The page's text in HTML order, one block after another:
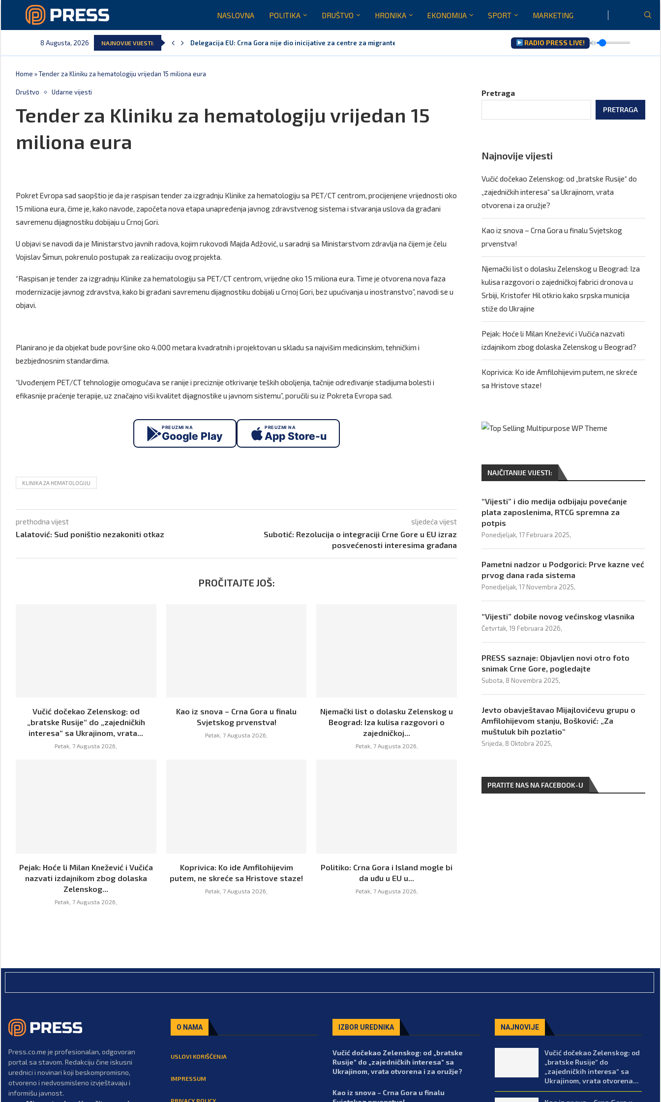
NASLOVNA POLITIKA DRUŠTVO HRONIKA EKONOMIJA SPORT MARKETING
8 Augusta, 2026 NAJNOVIJE VIJESTI:
Delegacija EU: Crna Gora nije dio inicijative za centre za migrante,...
Potpisan ugovor za prvu fazu stambenog projekta na Veljem brdu vrijednu...
Danski političar: Obilazak skupštine s Dajkovićem više bio turistička posjeta, moraću...
Kljajić obmanuo javnost: ASK nije dao ni usmeno ni pisano mišljenje...
Srbija: Manjak u državnoj kasi milijardu eura
Ivanović za Eurokaz: Evropska unija ne briše identitet – ona pruža...
RADIO PRESS LIVE!
Home »Tender za Kliniku za hematologiju vrijedan 15 miliona eura
Društvo Udarne vijesti
Tender za Kliniku za hematologiju vrijedan 15
miliona eura
Pokret Evropa sad saopštio je da je raspisan tender za izgradnju Klinike za hematologiju sa PET/CT centrom, procijenjene vrijednosti oko
15 miliona eura, čime je, kako navode, započeta nova etapa unapređenja javnog zdravstvenog sistema i stvaranja uslova da građani
savremenu dijagnostiku dobijaju u Crnoj Gori.
U objavi se navodi da je Ministarstvo javnih radova, kojim rukovodi Majda Adžović, u saradnji sa Ministarstvom zdravlja na čijem je čelu
Vojislav Šimun, pokrenulo postupak za realizaciju ovog projekta.
“Raspisan je tender za izgradnju Klinike za hematologiju sa PET/CT centrom, vrijedne oko 15 miliona eura. Time je otvorena nova faza
modernizacije javnog zdravstva, kako bi građani savremenu dijagnostiku dobijali u Crnoj Gori, bez upućivanja u inostranstvo”, navodi se u
objavi.
Planirano je da objekat bude površine oko 4.000 metara kvadratnih i projektovan u skladu sa najvišim medicinskim, tehničkim i
bezbjednosnim standardima.
“Uvođenjem PET/CT tehnologije omogućava se ranije i preciznije otkrivanje teških oboljenja, tačnije određivanje stadijuma bolesti i
efikasnije praćenje terapije, uz značajno viši kvalitet dijagnostike u javnom sistemu”, poručili su iz Pokreta Evropa sad.
PREUZMI NA
Google Play
PREUZMI NA
App Store-u
KLINIKA ZA HEMATOLOGIJU
prethodna vijest
Lalatović: Sud poništio nezakoniti otkaz
sljedeća vijest
Subotić: Rezolucija o integraciji Crne Gore u EU izraz
posvećenosti interesima građana
PROČITAJTE JOŠ:
Vučić dočekao Zelenskog: od
„bratske Rusije“ do „zajedničkih
interesa“ sa Ukrajinom, vrata...
Petak, 7 Augusta 2026,
Kao iz snova – Crna Gora u finalu
Svjetskog prvenstva!
Petak, 7 Augusta 2026,
Njemački list o dolasku Zelenskog u
Beograd: Iza kulisa razgovori o
zajedničkoj...
Petak, 7 Augusta 2026,
Pejak: Hoće li Milan Knežević i Vučića
nazvati izdajnikom zbog dolaska
Zelenskog...
Petak, 7 Augusta 2026,
Koprivica: Ko ide Amfilohijevim
putem, ne skreće sa Hristove staze!
Petak, 7 Augusta 2026,
Politiko: Crna Gora i Island mogle bi
da uđu u EU u...
Petak, 7 Augusta 2026,
Pretraga
PRETRAGA
Najnovije vijesti
Vučić dočekao Zelenskog: od „bratske Rusije“ do
„zajedničkih interesa“ sa Ukrajinom, vrata
otvorena i za oružje?
Kao iz snova – Crna Gora u finalu Svjetskog
prvenstva!
Njemački list o dolasku Zelenskog u Beograd: Iza
kulisa razgovori o zajedničkoj fabrici dronova u
Srbiji, Kristofer Hil otkrio kako srpska municija
stiže do Ukrajine
Pejak: Hoće li Milan Knežević i Vučića nazvati
izdajnikom zbog dolaska Zelenskog u Beograd?
Koprivica: Ko ide Amfilohijevim putem, ne skreće
sa Hristove staze!
NAJČITANIJE VIJESTI:
“Vijesti” i dio medija odbijaju povećanje
plata zaposlenima, RTCG spremna za
potpis
Ponedjeljak, 17 Februara 2025,
Pametni nadzor u Podgorici: Prve kazne već
prvog dana rada sistema
Ponedjeljak, 17 Novembra 2025,
“Vijesti” dobile novog većinskog vlasnika
Četvrtak, 19 Februara 2026,
PRESS saznaje: Objavljen novi otro foto
snimak Crne Gore, pogledajte
Subota, 8 Novembra 2025,
Jevto obavještavao Mijajlovićevu grupu o
Amfilohijevom stanju, Bošković: „Za
muštuluk bih pozlatio“
Srijeda, 8 Oktobra 2025,
PRATITE NAS NA FACEBOOK-U
Press.co.me je profesionalan, odgovoran
portal sa stavom. Redakciju čine iskusni
urednici i novinari koji beskompromisno,
otvoreno i nedvosmisleno izvještavaju i
informišu javnost.
O NAMA
USLOVI KORIŠĆENJA
IMPRESSUM
PRIVACY POLICY
IZBOR UREDNIKA
Vučić dočekao Zelenskog: od „bratske
Rusije“ do „zajedničkih interesa“ sa
Ukrajinom, vrata otvorena i za oružje?
Kao iz snova – Crna Gora u finalu
NAJNOVIJE
Vučić dočekao Zelenskog: od
„bratske Rusije“ do
„zajedničkih interesa“ sa
Ukrajinom, vrata otvorena...